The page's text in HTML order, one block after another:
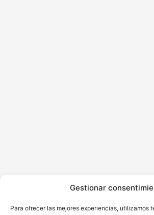
Gestionar
Para ofrecer las mejores experiencias, utilizamos